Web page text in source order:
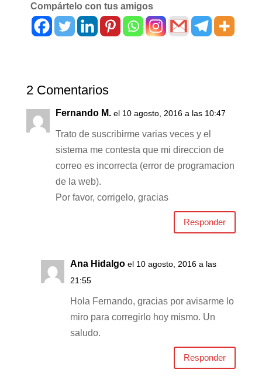
Compártelo con tus amigos
2 Comentarios
Fernando M. el 10 agosto, 2016 a las 10:47
Trato de suscribirme varias veces y el
sistema me contesta que mi direccion de
correo es incorrecta (error de programacion
de la web).
Por favor, corrigelo, gracias
Responder
Ana Hidalgo el 10 agosto, 2016 a las
21:55
Hola Fernando, gracias por avisarme lo
miro para corregirlo hoy mismo. Un
saludo.
Responder